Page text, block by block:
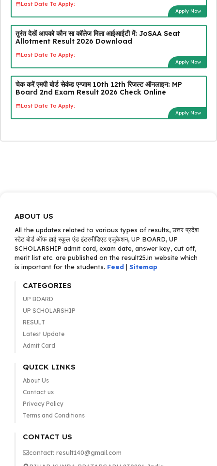
Last Date To Apply:
Apply Now
तुरंत देखें आपको कौन सा कॉलेज मिला आईआईटी में: JoSAA Seat
Allotment Result 2026 Download
Last Date To Apply:
Apply Now
चेक करें एमपी बोर्ड सेकंड एग्जाम 10th 12th रिजल्ट ऑनलाइन: MP
Board 2nd Exam Result 2026 Check Online
Last Date To Apply:
Apply Now
ABOUT US
All the updates related to various types of results, उत्तर प्रदेश
स्टेट बोर्ड ऑफ हाई स्कूल एंड इंटरमीडिएट एजुकेशन, UP BOARD, UP
SCHOLARSHIP admit card, exam date, answer key, cut off,
merit list etc. are published on the result25.in website which
is important for the students. Feed | Sitemap
CATEGORIES
UP BOARD
UP SCHOLARSHIP
RESULT
Latest Update
Admit Card
QUICK LINKS
About Us
Contact us
Privacy Policy
Terms and Conditions
CONTACT US
contact: result140@gmail.com